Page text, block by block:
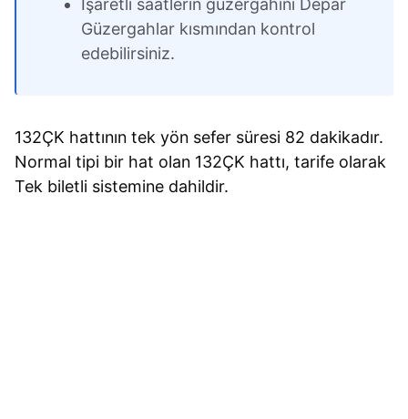
İşaretli saatlerin güzergahını Depar
Güzergahlar kısmından kontrol
edebilirsiniz.
132ÇK hattının tek yön sefer süresi 82 dakikadır.
Normal tipi bir hat olan 132ÇK hattı, tarife olarak
Tek biletli sistemine dahildir.